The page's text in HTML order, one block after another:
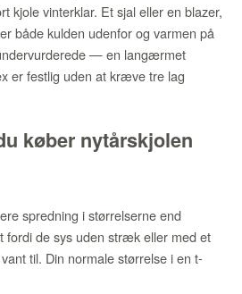
kjole vinterklar. Et sjal eller en blazer,
både kulden udenfor og varmen på
— en langærmet
er festlig uden at kræve tre lag
køber nytårskjolen
spredning i størrelserne end
fordi de sys uden stræk eller med et
til. Din normale størrelse i en t-